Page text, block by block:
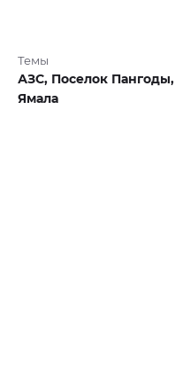
Темы
АЗС, Поселок Пангоды,
Ямала